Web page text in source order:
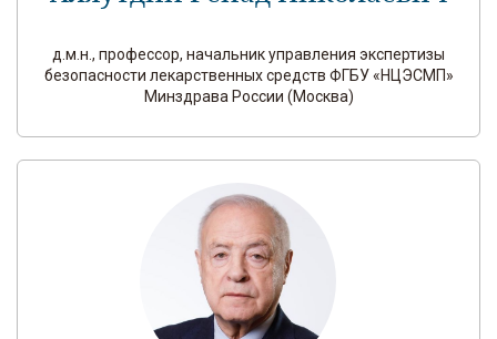
д.м.н., профессор, начальник управления экспертизы
безопасности лекарственных средств ФГБУ «НЦЭСМП»
Минздрава России (Москва)